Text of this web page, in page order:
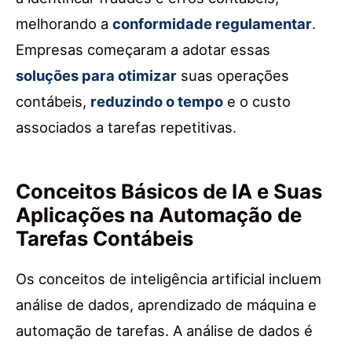
melhorando a conformidade regulamentar.
Empresas começaram a adotar essas
soluções para otimizar suas operações
contábeis, reduzindo o tempo e o custo
associados a tarefas repetitivas.
Conceitos Básicos de IA e Suas
Aplicações na Automação de
Tarefas Contábeis
Os conceitos de inteligência artificial incluem
análise de dados, aprendizado de máquina e
automação de tarefas. A análise de dados é